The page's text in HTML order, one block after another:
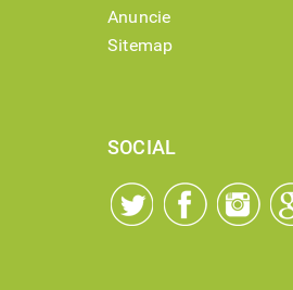
Anuncie
Sitemap
SOCIAL